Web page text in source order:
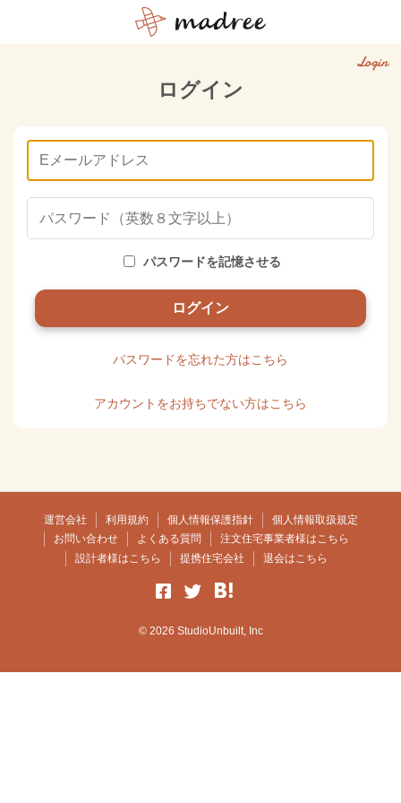
Login
ログイン
パスワードを記憶させる
パスワードを忘れた方はこちら
アカウントをお持ちでない方はこちら
運営会社 利用規約 個人情報保護指針
個人情報取扱規定
お問い合わせ
よくある質問
注文住宅事業者様はこちら
設計者様はこちら
提携住宅会社 退会はこちら
© 2026 StudioUnbuilt, Inc